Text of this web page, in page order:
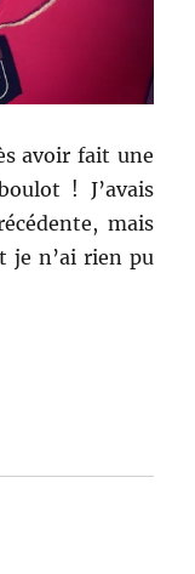
avoir fait une
! J’avais
mais
je n’ai rien pu